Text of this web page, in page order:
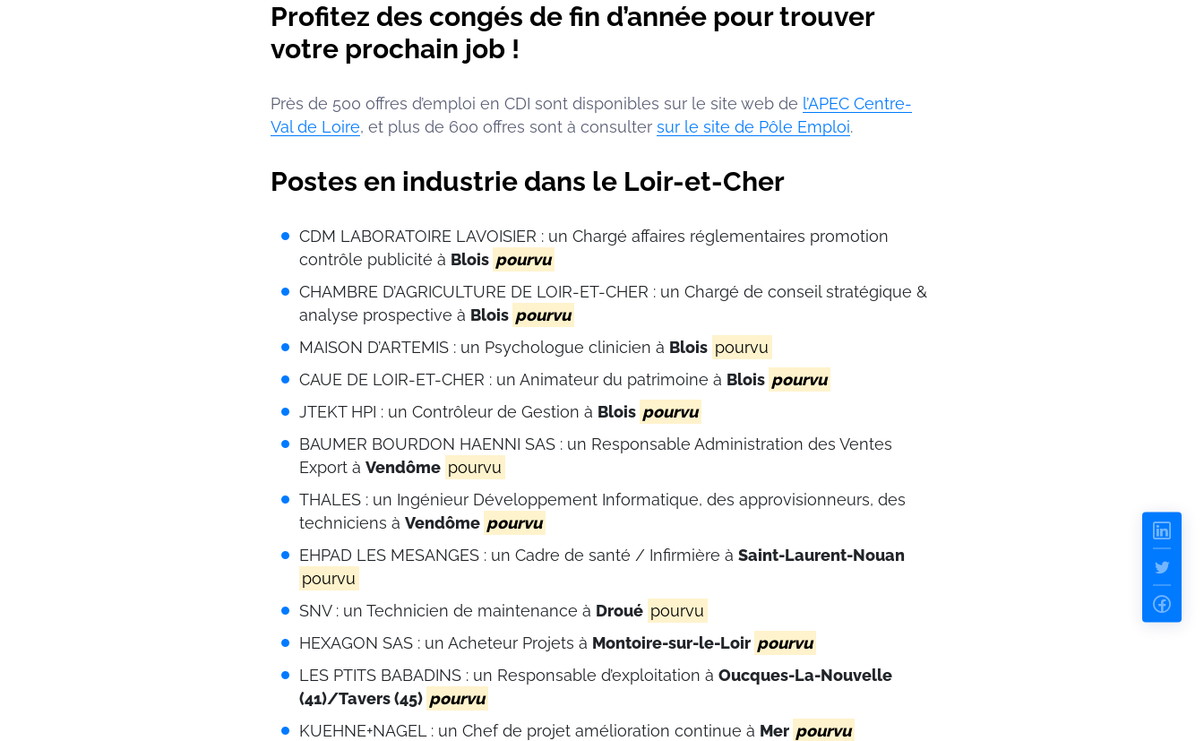
Profitez des congés de fin d’année pour trouver
votre prochain job !
Près de 500 offres d’emploi en CDI sont disponibles sur le site web de l’APEC Centre-
Val de Loire, et plus de 600 offres sont à consulter sur le site de Pôle Emploi.
Postes en industrie dans le Loir-et-Cher
CDM LABORATOIRE LAVOISIER : un Chargé affaires réglementaires promotion
contrôle publicité à Blois pourvu
CHAMBRE D’AGRICULTURE DE LOIR-ET-CHER : un Chargé de conseil stratégique &
analyse prospective à Blois pourvu
MAISON D’ARTEMIS : un Psychologue clinicien à Blois pourvu
CAUE DE LOIR-ET-CHER : un Animateur du patrimoine à Blois pourvu
JTEKT HPI : un Contrôleur de Gestion à Blois pourvu
BAUMER BOURDON HAENNI SAS : un Responsable Administration des Ventes
Export à Vendôme pourvu
THALES : un Ingénieur Développement Informatique, des approvisionneurs, des
techniciens à Vendôme pourvu
EHPAD LES MESANGES : un Cadre de santé / Infirmière à Saint-Laurent-Nouan
pourvu
SNV : un Technicien de maintenance à Droué pourvu
HEXAGON SAS : un Acheteur Projets à Montoire-sur-le-Loir pourvu
LES PTITS BABADINS : un Responsable d’exploitation à Oucques-La-Nouvelle
(41)/Tavers (45) pourvu
KUEHNE+NAGEL : un Chef de projet amélioration continue à Mer pourvu